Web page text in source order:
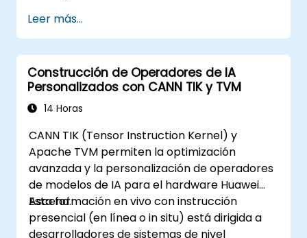
Leer más...
Construcción de Operadores de IA
Personalizados con CANN TIK y TVM
14 Horas
CANN TIK (Tensor Instruction Kernel) y
Apache TVM permiten la optimización
avanzada y la personalización de operadores
de modelos de IA para el hardware Huawei
Ascend.
Esta formación en vivo con instrucción
presencial (en línea o in situ) está dirigida a
desarrolladores de sistemas de nivel